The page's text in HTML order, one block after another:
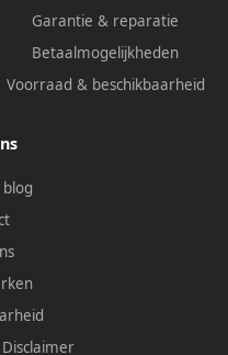
Garantie & reparatie
Betaalmogelijkheden
Voorraad & beschikbaarheid
Disclaimer